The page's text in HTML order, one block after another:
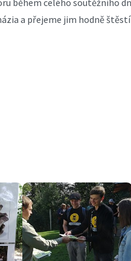
během celého soutěžního
a přejeme jim hodně